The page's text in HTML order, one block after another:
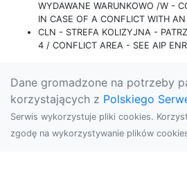
WYDAWANE WARUNKOWO /W -
IN CASE OF A CONFLICT WITH
CLN - STREFA KOLIZYJNA -
4 / CONFLICT AREA - SEE AIP
Dane gromadzone na potrzeby
korzystających z Polskiego
Serwis wykorzystuje pliki cookies.
zgodę na wykorzystywanie plików